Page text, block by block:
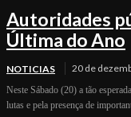
Autoridades
Última do Ano
NOTICIAS 20 de
Neste Sábado (20) a tão
lutas e pela presença de